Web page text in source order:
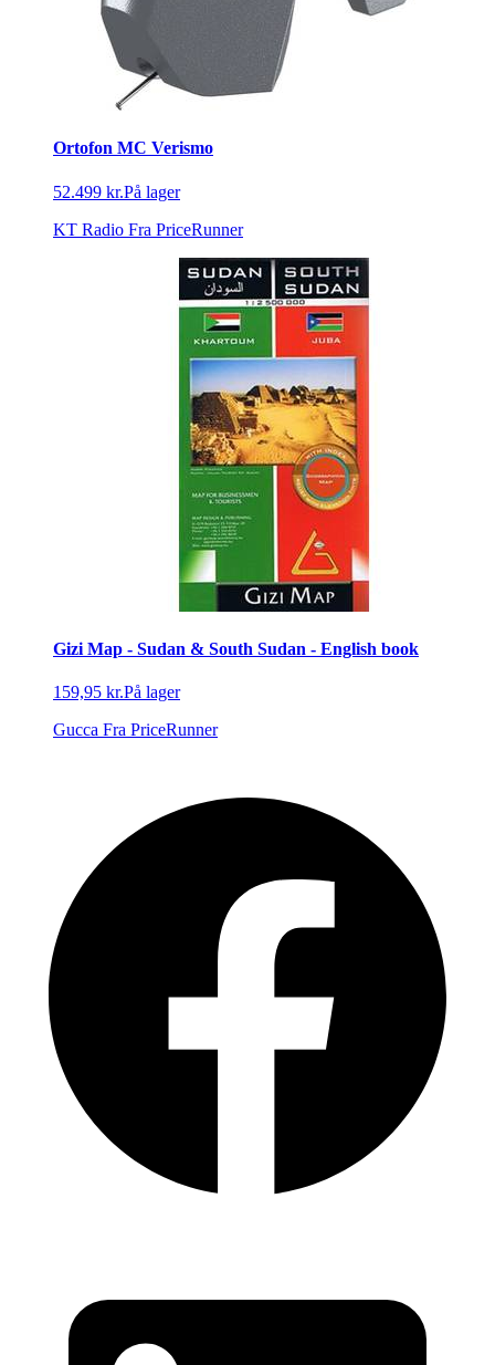
Ortofon MC Verismo
52.499 kr.På lager
KT Radio Fra PriceRunner
Gizi Map - Sudan & South Sudan - English book
159,95 kr.På lager
Gucca Fra PriceRunner